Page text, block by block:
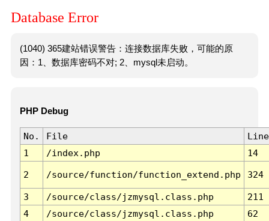
Database Error
(1040) 365建站错误警告：连接数据库失败，可能的原
因：1、数据库密码不对; 2、mysql未启动。
PHP Debug
No. File
Line
1
/index.php 14
2 /source/function/function_extend.php 324
3 /source/class/jzmysql.class.php
211
4
/source/class/jzmysql.class.php
62